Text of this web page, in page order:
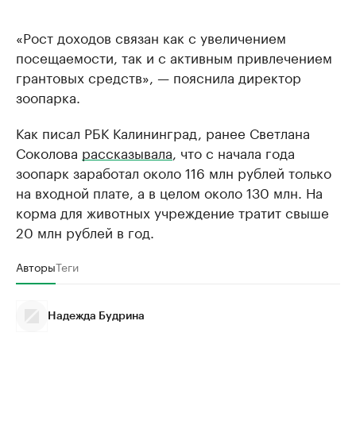
«Рост доходов связан как с увеличением
посещаемости, так и с активным привлечением
грантовых средств», — пояснила директор
зоопарка.
Как писал РБК Калининград, ранее Светлана
Соколова рассказывала , что с начала года
зоопарк заработал около 116 млн рублей только
на входной плате, а в целом около 130 млн. На
корма для животных учреждение тратит свыше
20 млн рублей в год.
АвторыТеги
Надежда Будрина